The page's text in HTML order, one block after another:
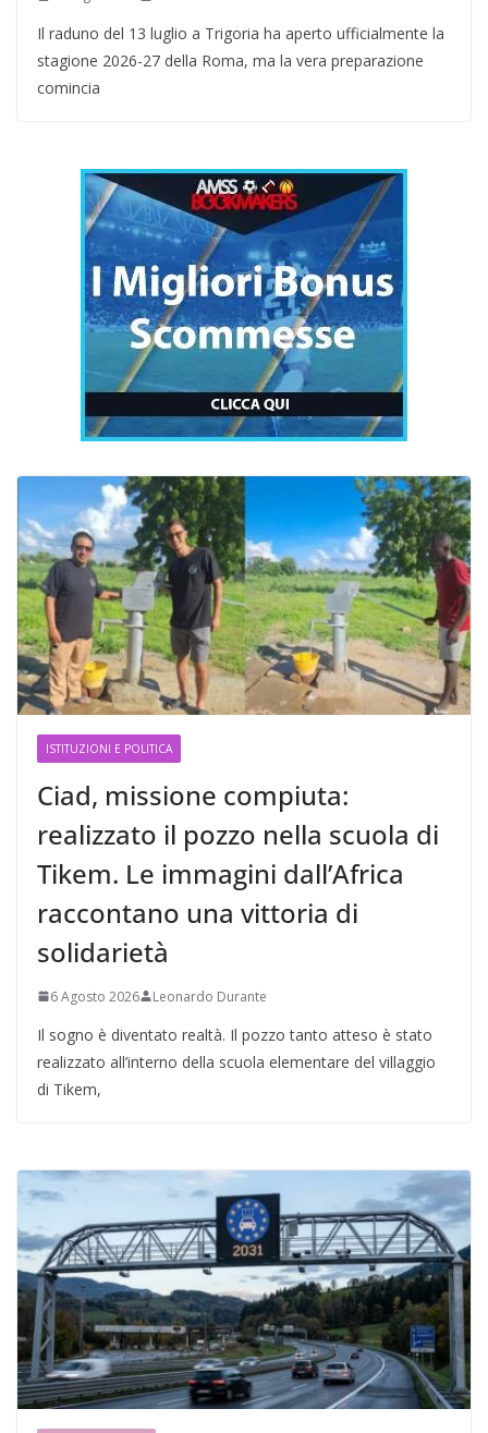
Il raduno del 13 luglio a Trigoria ha aperto ufficialmente la
stagione 2026-27 della Roma, ma la vera preparazione
comincia
ISTITUZIONI E POLITICA
Ciad, missione compiuta:
realizzato il pozzo nella scuola di
Tikem. Le immagini dall’Africa
raccontano una vittoria di
solidarietà
6 Agosto 2026 Leonardo Durante
Il sogno è diventato realtà. Il pozzo tanto atteso è stato
realizzato all’interno della scuola elementare del villaggio
di Tikem,